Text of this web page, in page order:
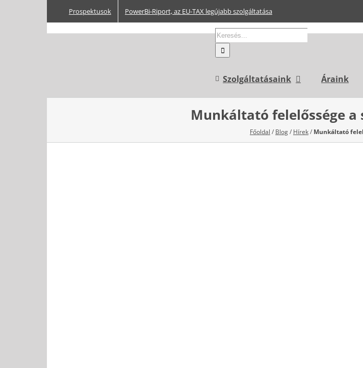
Prospektusok PowerBi-Riport, az EU-TAX legújabb szolgáltatása
Keresés...
Szolgáltatásaink Áraink
Munkáltató felelőssége a
Főoldal / Blog/ Hírek/ Munkáltató